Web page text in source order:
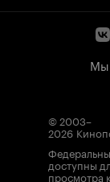
Мы
© 2003–
2026
доступны
просмотра